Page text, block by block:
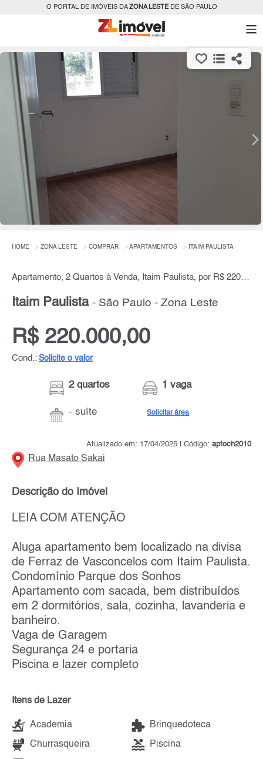
O PORTAL DE IMÓVEIS DAZONA LESTEDE SÃO PAULO
HOME ZONA LESTE COMPRAR APARTAMENTOS ITAIM PAULISTA
Apartamento, 2 Quartos à Venda, Itaim Paulista, por R$ 220.000,00
Itaim Paulista - São Paulo - Zona Leste
R$ 220.000,00
Cond.: Solicite o valor
2 quartos
- suíte
1 vaga
Solicitar área
Atualizado em: 17/04/2025 | Código: aptoch2010
Rua Masato Sakai
Descrição do Imóvel
LEIA COM ATENÇÃO
Aluga apartamento bem localizado na divisa
de Ferraz de Vasconcelos com Itaim Paulista.
Condomínio Parque dos Sonhos
Apartamento com sacada, bem distribuídos
em 2 dormitórios, sala, cozinha, lavanderia e
banheiro.
Vaga de Garagem
Segurança 24 e portaria
Piscina e lazer completo
Itens de Lazer
Academia Brinquedoteca
Churrasqueira Piscina